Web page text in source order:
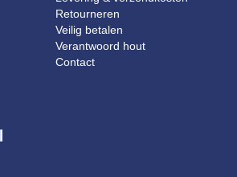
Retourneren
Veilig betalen
Verantwoord hout
Contact